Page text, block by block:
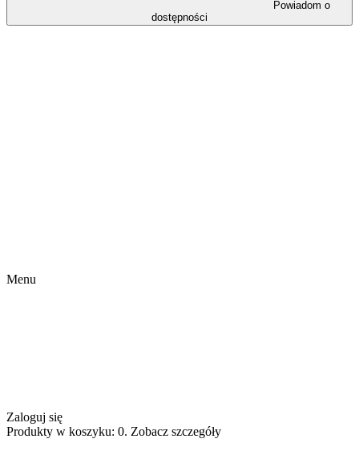
dostępności
Menu
Zaloguj się
Produkty w koszyku: 0. Zobacz szczegóły